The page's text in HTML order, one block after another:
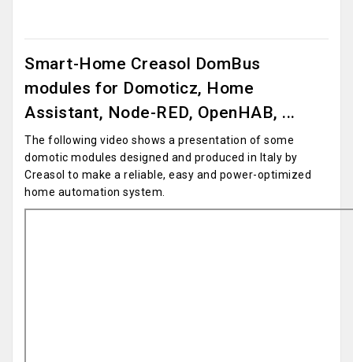
Smart-Home Creasol DomBus
modules for Domoticz, Home
Assistant, Node-RED, OpenHAB, ...
The following video shows a presentation of some
domotic modules designed and produced in Italy by
Creasol to make a reliable, easy and power-optimized
home automation system.